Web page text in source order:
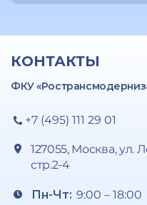
КОНТАКТЫ
ФКУ
+7 (495) 111 29 01
127055, Москва, ул.
стр.2-4
Пн-Чт: 9:00 – 18:00